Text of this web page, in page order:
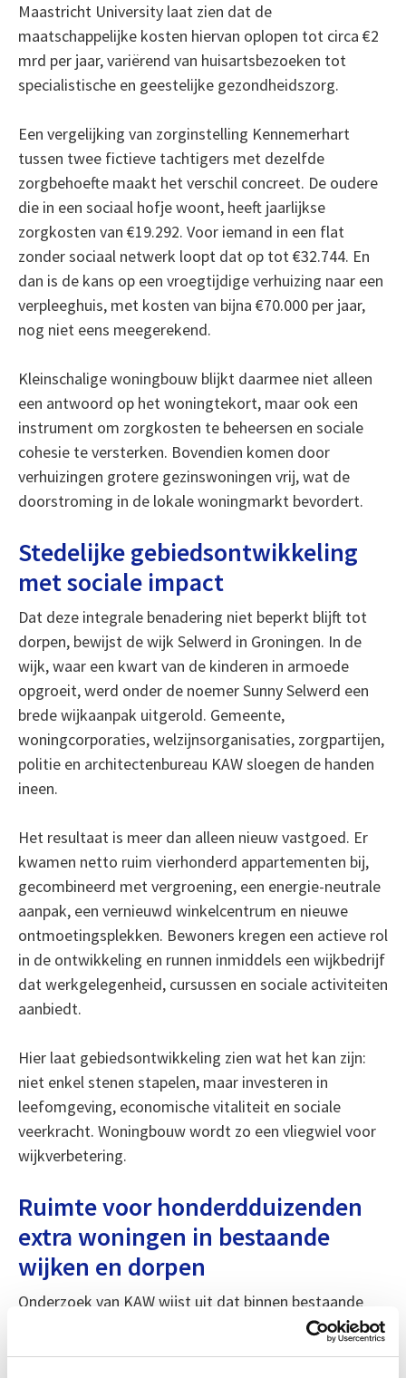
Maastricht University laat zien dat de
maatschappelijke kosten hiervan oplopen tot circa €2
mrd per jaar, variërend van huisartsbezoeken tot
specialistische en geestelijke gezondheidszorg.
Een vergelijking van zorginstelling Kennemerhart
tussen twee fictieve tachtigers met dezelfde
zorgbehoefte maakt het verschil concreet. De oudere
die in een sociaal hofje woont, heeft jaarlijkse
zorgkosten van €19.292. Voor iemand in een flat
zonder sociaal netwerk loopt dat op tot €32.744. En
dan is de kans op een vroegtijdige verhuizing naar een
verpleeghuis, met kosten van bijna €70.000 per jaar,
nog niet eens meegerekend.
Kleinschalige woningbouw blijkt daarmee niet alleen
een antwoord op het woningtekort, maar ook een
instrument om zorgkosten te beheersen en sociale
cohesie te versterken. Bovendien komen door
verhuizingen grotere gezinswoningen vrij, wat de
doorstroming in de lokale woningmarkt bevordert.
Stedelijke gebiedsontwikkeling
met sociale impact
Dat deze integrale benadering niet beperkt blijft tot
dorpen, bewijst de wijk Selwerd in Groningen. In de
wijk, waar een kwart van de kinderen in armoede
opgroeit, werd onder de noemer Sunny Selwerd een
brede wijkaanpak uitgerold. Gemeente,
woningcorporaties, welzijnsorganisaties, zorgpartijen,
politie en architectenbureau KAW sloegen de handen
ineen.
Het resultaat is meer dan alleen nieuw vastgoed. Er
kwamen netto ruim vierhonderd appartementen bij,
gecombineerd met vergroening, een energie-neutrale
aanpak, een vernieuwd winkelcentrum en nieuwe
ontmoetingsplekken. Bewoners kregen een actieve rol
in de ontwikkeling en runnen inmiddels een wijkbedrijf
dat werkgelegenheid, cursussen en sociale activiteiten
aanbiedt.
Hier laat gebiedsontwikkeling zien wat het kan zijn:
niet enkel stenen stapelen, maar investeren in
leefomgeving, economische vitaliteit en sociale
veerkracht. Woningbouw wordt zo een vliegwiel voor
wijkverbetering.
Ruimte voor honderdduizenden
extra woningen in bestaande
wijken en dorpen
Onderzoek van KAW wijst uit dat binnen bestaande
stadswijken circa 800.000 woningen kunnen worden